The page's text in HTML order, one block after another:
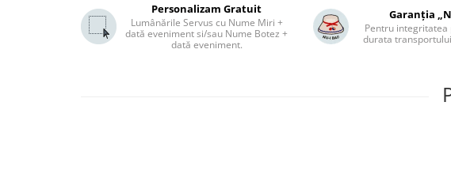
Personalizam Gratuit
Lumânările Servus cu Nume Miri +
dată eveniment si/sau Nume Botez +
dată eveniment.
Garanția
Pentru integritatea
durata